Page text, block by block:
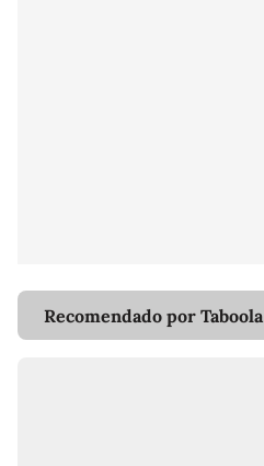
Recomendado por Taboola